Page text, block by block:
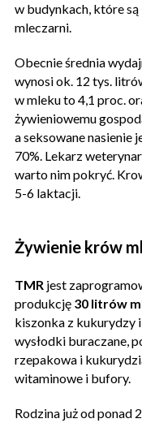
w budynkach, które
mleczarni.
Obecnie średnia
wynosi ok. 12 tys.
w mleku to 4,1 proc.
żywieniowemu
a seksowane nasienie
70%. Lekarz
warto nim pokryć.
5-6 laktacji.
Żywienie krów
TMR jest
produkcję 30 litrów
kiszonka z kukurydzy
wysłodki buraczane,
rzepakowa i
witaminowe i bufory.
Rodzina już od ponad